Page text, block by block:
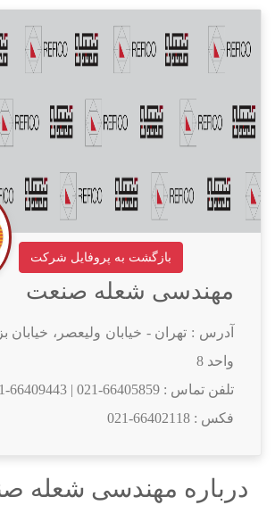
بازگشت به پروفایل شرکت
مهندسی شعله صنعت
واحد 8
تلفن تماس : 021-66405859
|
66409443
فکس : 021-66402118
درباره مهندسی شعله